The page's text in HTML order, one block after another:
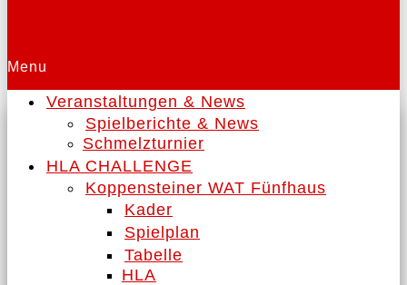
Menu
Veranstaltungen & News
Spielberichte & News
Schmelzturnier
HLA CHALLENGE
Koppensteiner WAT Fünfhaus
Kader
Spielplan
Tabelle
HLA